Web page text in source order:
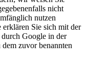
nicht
nutzen
Sie sich mit der
Google in der
zuvor benannten